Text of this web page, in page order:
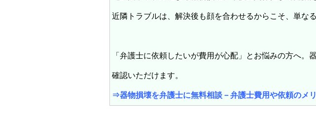
近隣トラブルは、解決後も顔を合わせるからこそ、単な
「弁護士に依頼したいが費用が心配」とお悩みの方へ
確認いただけます。
⇒器物損壊を弁護士に無料相談－弁護士費用や依頼のメ